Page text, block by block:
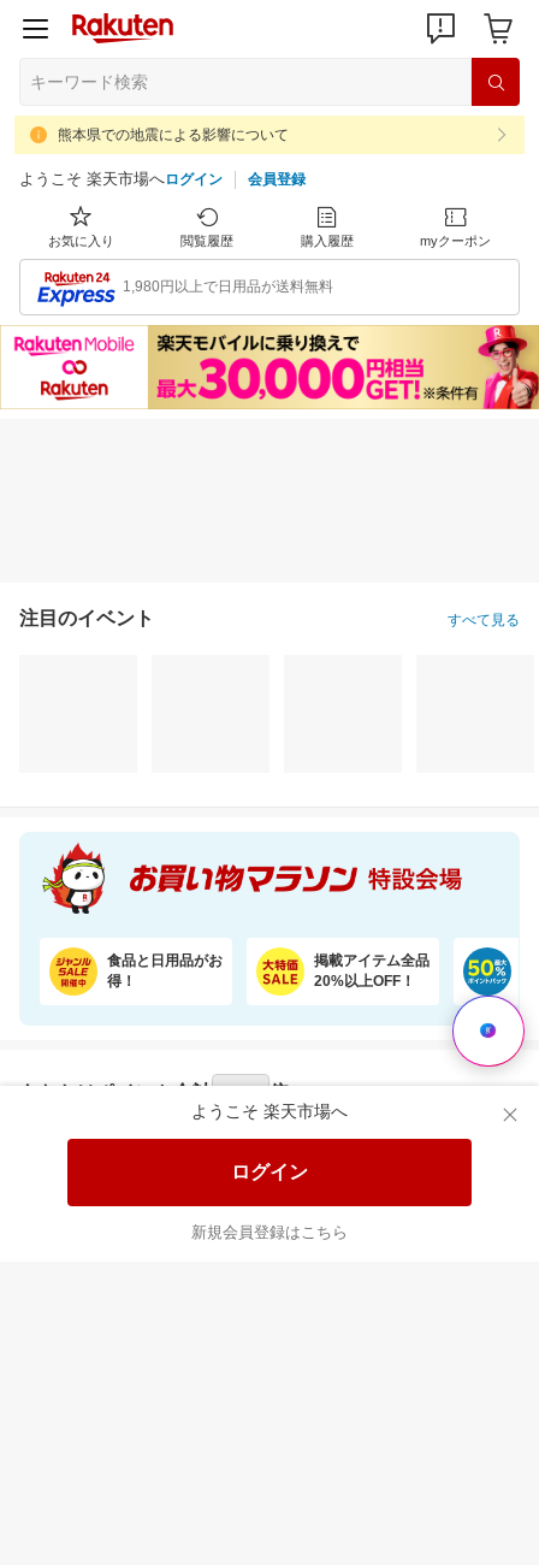
熊本県での地震による影響について
ようこそ 楽天市場へログイン 会員登録
お気に入り 閲覧履歴 購入履歴 myクーポン
1,980円以上で日用品が送料無料
ようこそ 楽天市場へ
ログイン
新規会員登録はこちら
注目のイベント すべて見る
食品と日用品がお
得！
掲載アイテム全品
20%以上OFF！
あなたはポイント 合計 倍